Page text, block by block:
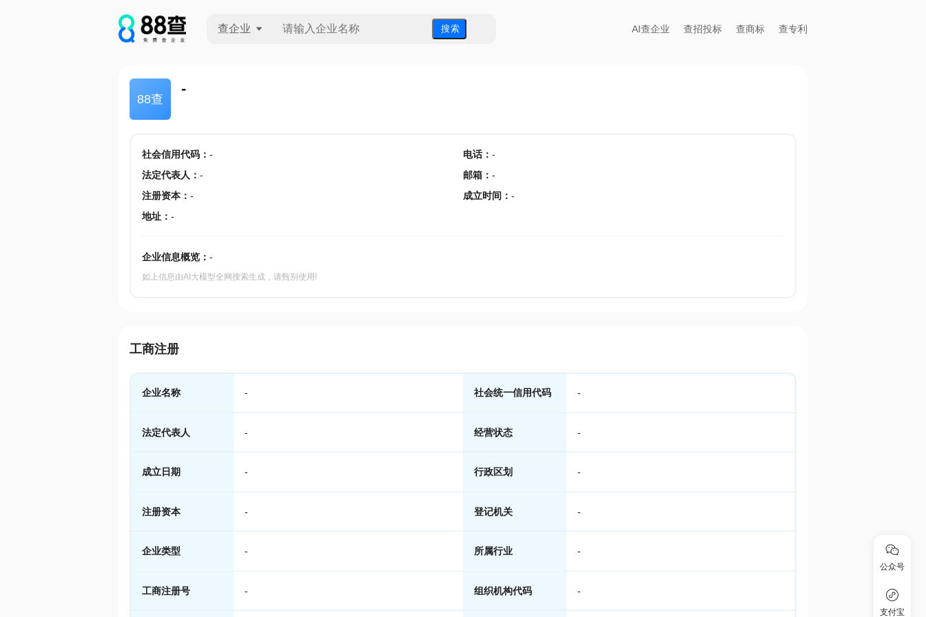
查企业 搜 索 AI查企业 查招投标 查商标 查专利
88查
-
社会信用代码： - 电话： -
法定代表人 ： - 邮箱 ： -
注册资本： - 成立时间 ： -
地址： -
企业信息概览： -
如上信息由AI大模型全网搜索生成，请甄别使用!
工商注册
企业名称 - 社会统一信用代码 -
法定代表人 - 经营状态 -
成立日期 - 行政区划 -
注册资本 - 登记机关 -
企业类型 - 所属行业 -
工商注册号 - 组织机构代码 -
公众号
支付宝